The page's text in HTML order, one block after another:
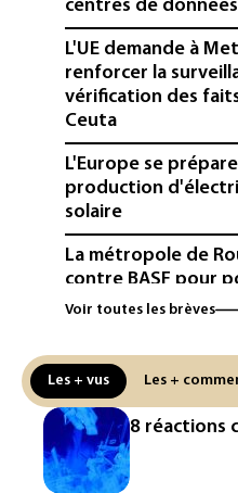
centres de données
L'UE demande à
renforcer la
vérification des
Ceuta
L'Europe se
production
solaire
La métropole de
contre BASF pour
Canicule: à l'arrêt
réseau
Véhicules de
France ouvre la
homologation
Voir toutes les brèves
Les + vus Les +
8 réactions